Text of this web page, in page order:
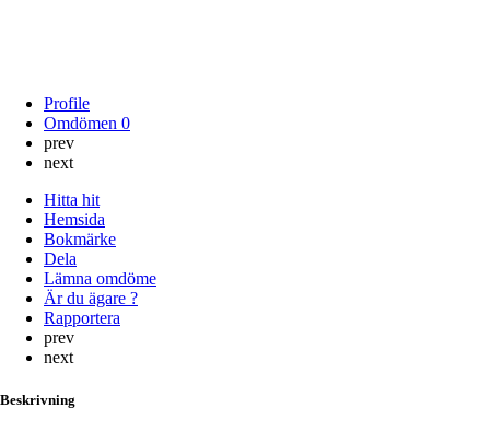
Profile
Omdömen 0
prev
next
Hitta hit
Hemsida
Bokmärke
Dela
Lämna omdöme
Är du ägare ?
Rapportera
prev
next
Beskrivning